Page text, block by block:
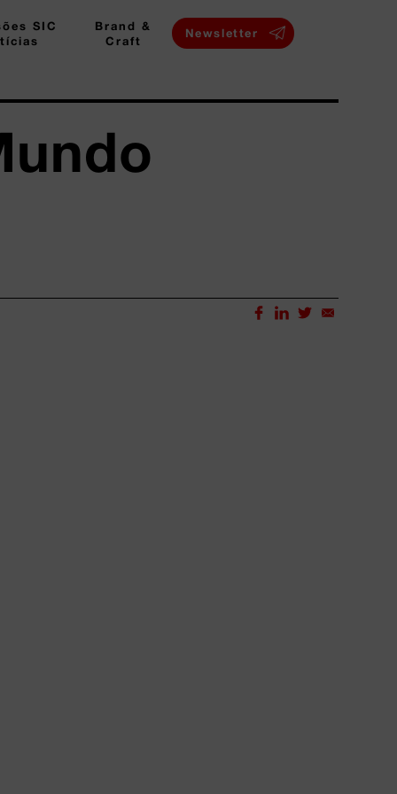
SIC
Brand &
Craft
Newsletter